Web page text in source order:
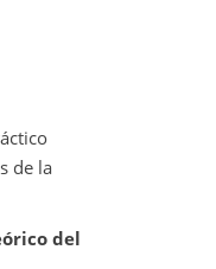
de la
del